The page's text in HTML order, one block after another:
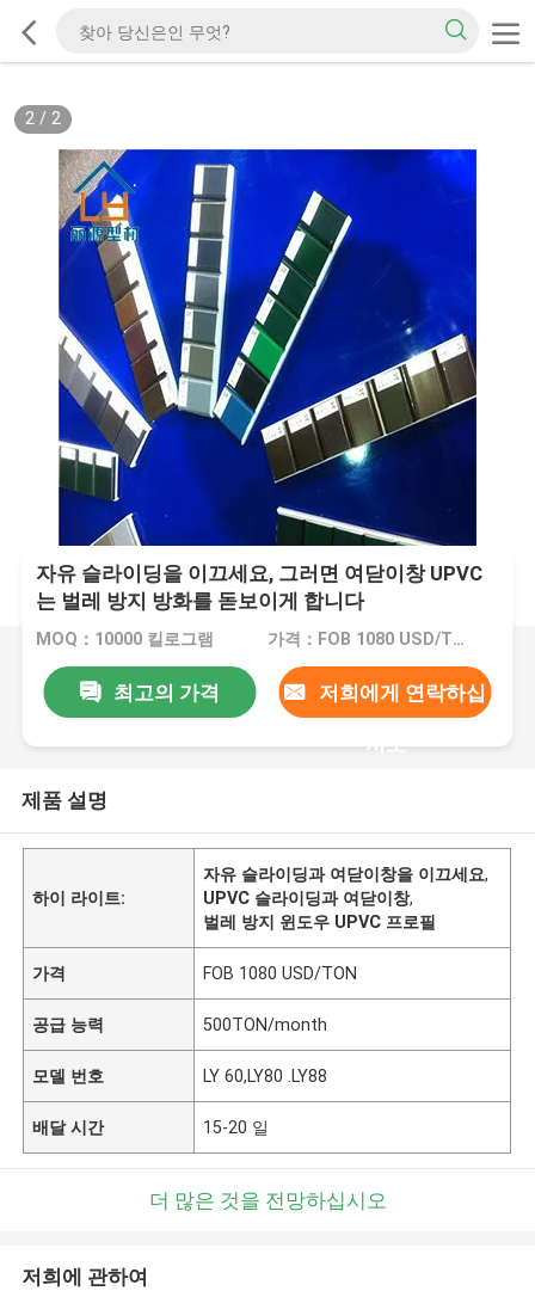
2/ 2
자유 슬라이딩을 이끄세요, 그러면 여닫이창 UPVC
는 벌레 방지 방화를 돋보이게 합니다
MOQ：10000 킬로그램 가격：FOB 1080 USD/TON
최고의 가격 저희에게 연락하십
시오
제품 설명
하이 라이트:
자유 슬라이딩과 여닫이창을 이끄세요,
UPVC 슬라이딩과 여닫이창,
벌레 방지 윈도우 UPVC 프로필
가격 FOB 1080 USD/TON
공급 능력 500TON/month
모델 번호 LY 60,LY80 .LY88
배달 시간 15-20 일
더 많은 것을 전망하십시오
저희에 관하여